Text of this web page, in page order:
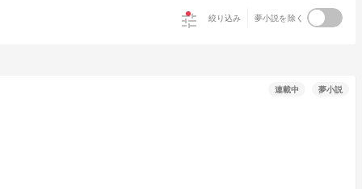
tune 絞り込み 夢小説を除く
連載中 夢小説